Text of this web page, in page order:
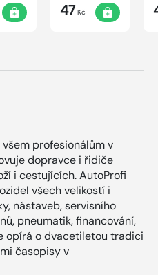
47Kč
profesionálům v
dopravce i řidiče
i cestujících. AutoProfi
všech velikostí i
nástaveb, servisního
pneumatik, financování,
opírá o dvacetiletou tradici
časopisy v